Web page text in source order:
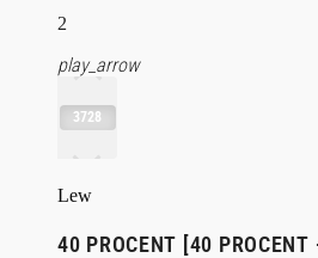
2
play_arrow
3728
Lew
40 PROCENT [40 PROCENT